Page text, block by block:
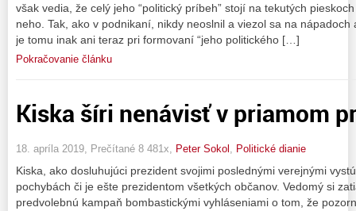
však vedia, že celý jeho “politický príbeh” stojí na tekutých
neho. Tak, ako v podnikaní, nikdy neoslnil a viezol sa na
je tomu inak ani teraz pri formovaní “jeho politického […]
Pokračovanie článku
Kiska šíri nenávisť v priamom
18. apríla 2019, Prečítané 8 481x, Peter Sokol , Politické dianie
Kiska, ako dosluhujúci prezident svojimi poslednými verejnými
pochybách či je ešte prezidentom všetkých občanov. Vedomý si
predvolebnú kampaň bombastickými vyhláseniami o tom, že